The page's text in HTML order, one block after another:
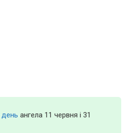
день ангела 11 червня і 31